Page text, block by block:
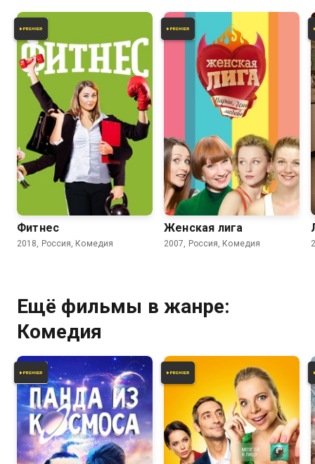
Фитнес
2018, Россия, Комедия
4.2 3.7
Женская лига
2007, Россия, Комедия
Ещё фильмы в жанре:
Комедия